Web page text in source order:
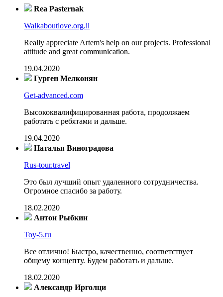
Rea Pasternak
Walkaboutlove.org.il
Really appreciate Artem's help on our projects. Professional
attitude and great communication.
19.04.2020
Гурген Мелконян
Get-advanced.com
Высококвалифицированная работа, продолжаем
работать с ребятами и дальше.
19.04.2020
Наталья Виноградова
Rus-tour.travel
Это был лучший опыт удаленного сотрудничества.
Огромное спасибо за работу.
18.02.2020
Антон Рыбкин
Toy-5.ru
Все отлично! Быстро, качественно, соответствует
общему концепту. Будем работать и дальше.
18.02.2020
Александр Ирголци